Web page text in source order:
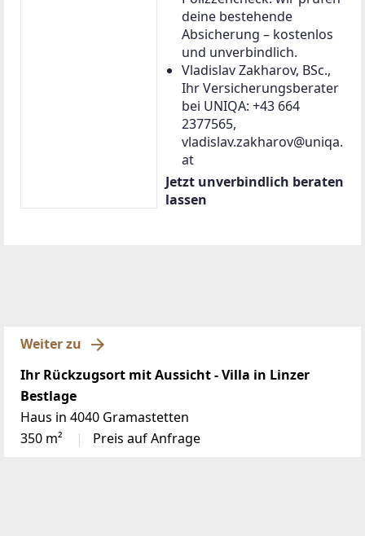
deine bestehende
Absicherung – kostenlos
und unverbindlich.
Vladislav Zakharov, BSc.,
Ihr Versicherungsberater
bei UNIQA: +43 664
2377565,
vladislav.zakharov@uniqa.
at
Jetzt unverbindlich beraten
lassen
Weiter zu
Ihr Rückzugsort mit Aussicht - Villa in Linzer
Bestlage
Haus in 4040 Gramastetten
350 m²
Preis auf Anfrage